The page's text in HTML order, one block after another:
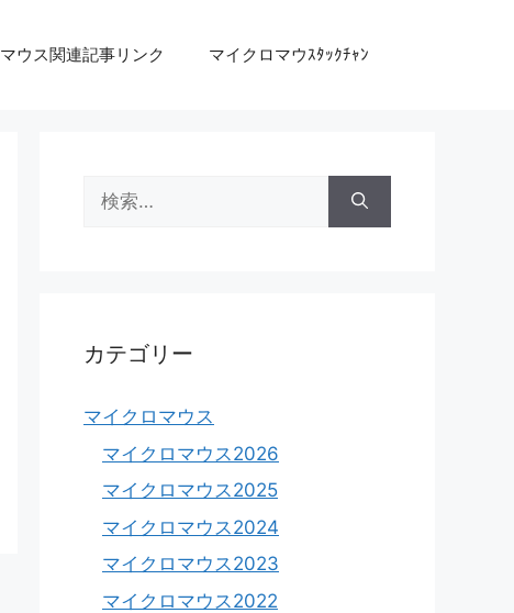
マウス関連記事リンク マイクロマウｽﾀｯｸﾁｬﾝ
索:
カテゴリー
マイクロマウス
マイクロマウス2026
マイクロマウス2025
マイクロマウス2024
マイクロマウス2023
マイクロマウス2022